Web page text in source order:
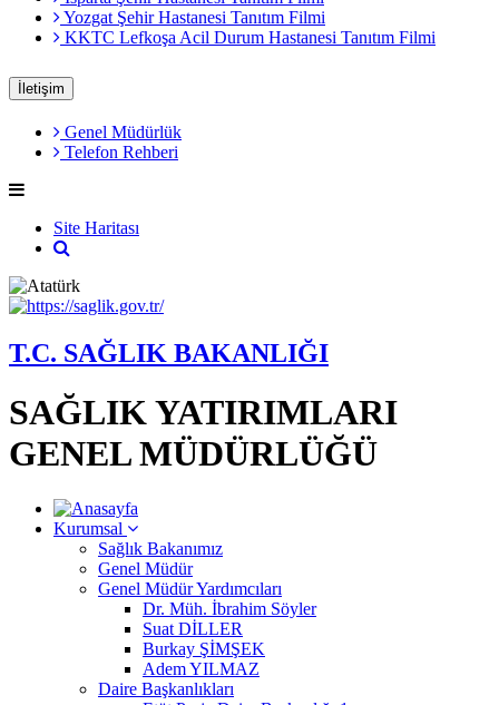
Yozgat Şehir Hastanesi Tanıtım Filmi
KKTC Lefkoşa Acil Durum Hastanesi Tanıtım Filmi
İletişim
Genel Müdürlük
Telefon Rehberi
Site Haritası
T.C. SAĞLIK BAKANLIĞI
SAĞLIK YATIRIMLARI
GENEL MÜDÜRLÜĞÜ
Kurumsal
Sağlık Bakanımız
Genel Müdür
Genel Müdür Yardımcıları
Dr. Müh. İbrahim Söyler
Suat DİLLER
Burkay ŞİMŞEK
Adem YILMAZ
Daire Başkanlıkları